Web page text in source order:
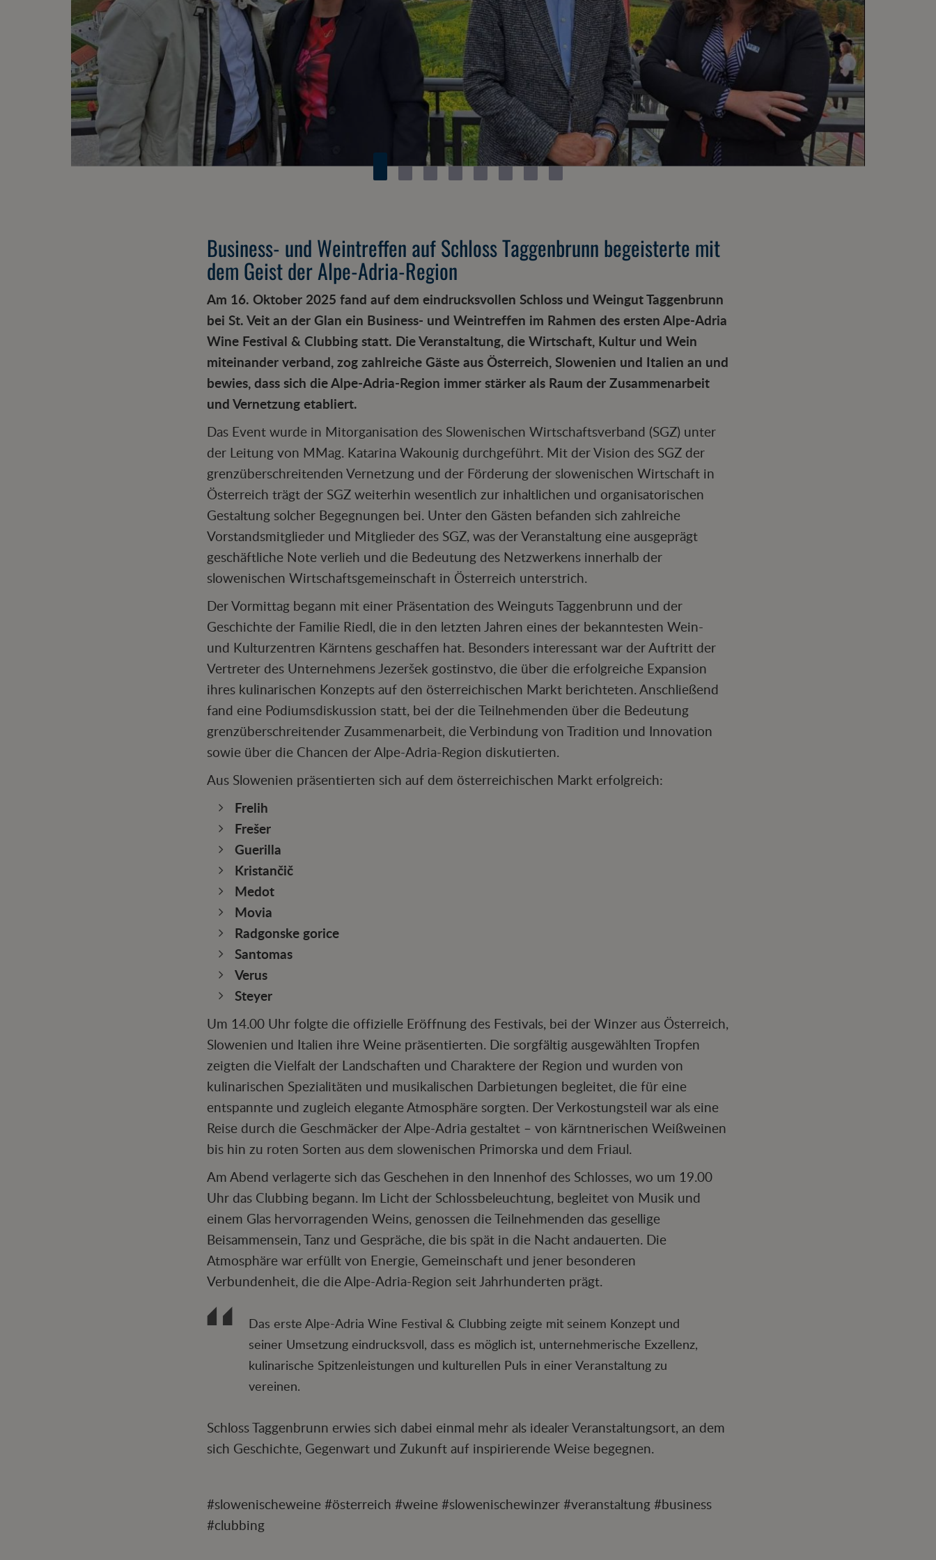
Business- und Weintreffen auf Schloss Taggenbrunn begeisterte mit
dem Geist der Alpe-Adria-Region
Am 16. Oktober 2025 fand auf dem eindrucksvollen Schloss und Weingut Taggenbrunn
bei St. Veit an der Glan ein Business- und Weintreffen im Rahmen des ersten Alpe-Adria
Wine Festival & Clubbing statt. Die Veranstaltung, die Wirtschaft, Kultur und Wein
miteinander verband, zog zahlreiche Gäste aus Österreich, Slowenien und Italien an und
bewies, dass sich die Alpe-Adria-Region immer stärker als Raum der Zusammenarbeit
und Vernetzung etabliert.
Das Event wurde in Mitorganisation des Slowenischen Wirtschaftsverband (SGZ) unter
der Leitung von MMag. Katarina Wakounig durchgeführt. Mit der Vision des SGZ der
grenzüberschreitenden Vernetzung und der Förderung der slowenischen Wirtschaft in
Österreich trägt der SGZ weiterhin wesentlich zur inhaltlichen und organisatorischen
Gestaltung solcher Begegnungen bei. Unter den Gästen befanden sich zahlreiche
Vorstandsmitglieder und Mitglieder des SGZ, was der Veranstaltung eine ausgeprägt
geschäftliche Note verlieh und die Bedeutung des Netzwerkens innerhalb der
slowenischen Wirtschaftsgemeinschaft in Österreich unterstrich.
Der Vormittag begann mit einer Präsentation des Weinguts Taggenbrunn und der
Geschichte der Familie Riedl, die in den letzten Jahren eines der bekanntesten Wein-
und Kulturzentren Kärntens geschaffen hat. Besonders interessant war der Auftritt der
Vertreter des Unternehmens Jezeršek gostinstvo, die über die erfolgreiche Expansion
ihres kulinarischen Konzepts auf den österreichischen Markt berichteten. Anschließend
fand eine Podiumsdiskussion statt, bei der die Teilnehmenden über die Bedeutung
grenzüberschreitender Zusammenarbeit, die Verbindung von Tradition und Innovation
sowie über die Chancen der Alpe-Adria-Region diskutierten.
Aus Slowenien präsentierten sich auf dem österreichischen Markt erfolgreich:
Frelih
Frešer
Guerilla
Kristančič
Medot
Movia
Radgonske gorice
Santomas
Verus
Steyer
Um 14.00 Uhr folgte die offizielle Eröffnung des Festivals, bei der Winzer aus Österreich,
Slowenien und Italien ihre Weine präsentierten. Die sorgfältig ausgewählten Tropfen
zeigten die Vielfalt der Landschaften und Charaktere der Region und wurden von
kulinarischen Spezialitäten und musikalischen Darbietungen begleitet, die für eine
entspannte und zugleich elegante Atmosphäre sorgten. Der Verkostungsteil war als eine
Reise durch die Geschmäcker der Alpe-Adria gestaltet – von kärntnerischen Weißweinen
bis hin zu roten Sorten aus dem slowenischen Primorska und dem Friaul.
Am Abend verlagerte sich das Geschehen in den Innenhof des Schlosses, wo um 19.00
Uhr das Clubbing begann. Im Licht der Schlossbeleuchtung, begleitet von Musik und
einem Glas hervorragenden Weins, genossen die Teilnehmenden das gesellige
Beisammensein, Tanz und Gespräche, die bis spät in die Nacht andauerten. Die
Atmosphäre war erfüllt von Energie, Gemeinschaft und jener besonderen
Verbundenheit, die die Alpe-Adria-Region seit Jahrhunderten prägt.
Das erste Alpe-Adria Wine Festival & Clubbing zeigte mit seinem Konzept und
seiner Umsetzung eindrucksvoll, dass es möglich ist, unternehmerische Exzellenz,
kulinarische Spitzenleistungen und kulturellen Puls in einer Veranstaltung zu
vereinen.
Schloss Taggenbrunn erwies sich dabei einmal mehr als idealer Veranstaltungsort, an dem
sich Geschichte, Gegenwart und Zukunft auf inspirierende Weise begegnen.
#slowenischeweine #österreich #weine #slowenischewinzer #veranstaltung #business
#clubbing